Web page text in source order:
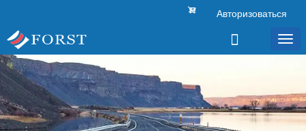
Авторизоваться